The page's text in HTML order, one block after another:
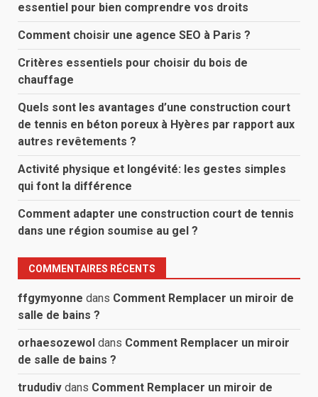
essentiel pour bien comprendre vos droits
Comment choisir une agence SEO à Paris ?
Critères essentiels pour choisir du bois de
chauffage
Quels sont les avantages d’une construction court
de tennis en béton poreux à Hyères par rapport aux
autres revêtements ?
Activité physique et longévité: les gestes simples
qui font la différence
Comment adapter une construction court de tennis
dans une région soumise au gel ?
COMMENTAIRES RÉCENTS
ffgymyonne dans Comment Remplacer un miroir de
salle de bains ?
orhaesozewol dans Comment Remplacer un miroir
de salle de bains ?
trududiv dans Comment Remplacer un miroir de